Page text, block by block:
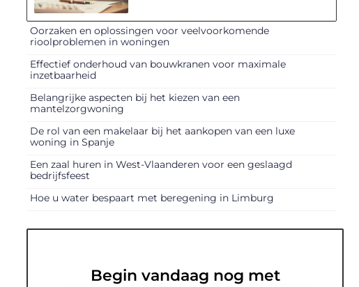
Oorzaken en oplossingen voor veelvoorkomende
rioolproblemen in woningen
Effectief onderhoud van bouwkranen voor maximale
inzetbaarheid
Belangrijke aspecten bij het kiezen van een
mantelzorgwoning
De rol van een makelaar bij het aankopen van een luxe
woning in Spanje
Een zaal huren in West-Vlaanderen voor een geslaagd
bedrijfsfeest
Hoe u water bespaart met beregening in Limburg
Begin vandaag nog met